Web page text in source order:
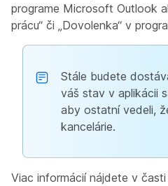
programe Microsoft Outlook
prácu“ či „Dovolenka“ v
Stále budete
váš stav v aplikácii
aby ostatní vedeli,
kancelárie.
Viac informácií nájdete v časti